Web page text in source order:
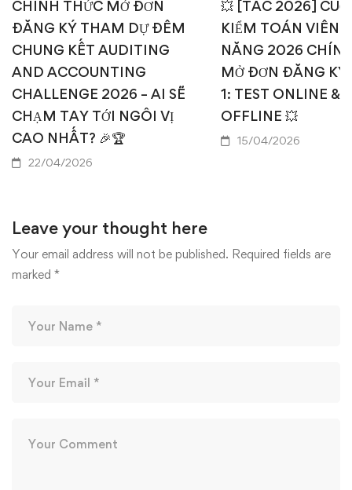
CHÍNH THỨC MỞ ĐƠN
ĐĂNG KÝ THAM DỰ ĐÊM
CHUNG KẾT AUDITING
AND ACCOUNTING
CHALLENGE 2026 – AI SẼ
CHẠM TAY TỚI NGÔI VỊ
CAO NHẤT? 🎉🏆
22/04/2026
💥 [TAC 2026]
KIỂM TOÁN VIÊN
NĂNG 2026
MỞ ĐƠN ĐĂNG KÝ
1: TEST ONLINE &
OFFLINE 💥
15/04/2026
Leave your thought here
Your email address will not be published. Required fields are
marked *